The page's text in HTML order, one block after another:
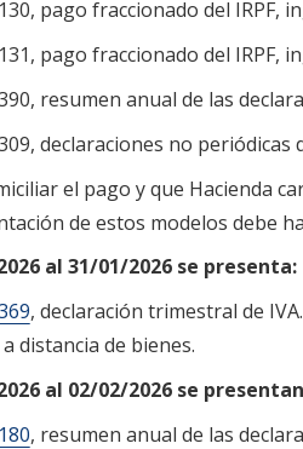
pago fraccionado del IRPF,
pago fraccionado del IRPF,
resumen anual de las
declaraciones no periódicas
el pago y que Hacienda
de estos modelos debe
al 31/01/2026 se presenta:
, declaración trimestral de
distancia de bienes.
al 02/02/2026 se presentan
, resumen anual de las